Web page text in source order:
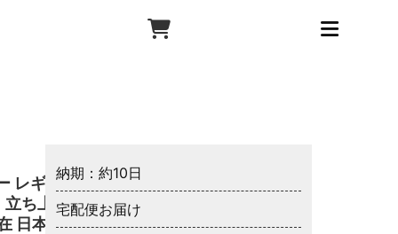
レギュ
ち上
日本製
納期：約10日
宅配便お届け